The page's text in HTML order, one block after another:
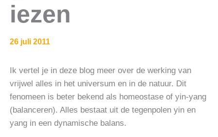
iezen
26 juli 2011
Ik vertel je in deze blog meer over de werking van
vrijwel alles in het universum en in de natuur. Dit
fenomeen is beter bekend als homeostase of yin-yang
(balanceren). Alles bestaat uit de tegenpolen yin en
yang in een dynamische balans.